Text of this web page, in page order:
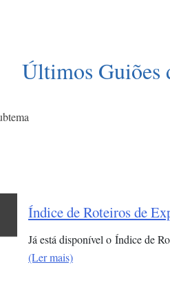
Últimos Guiões
Índice de Roteiros de
Já está disponível o Índice de
(Ler mais)